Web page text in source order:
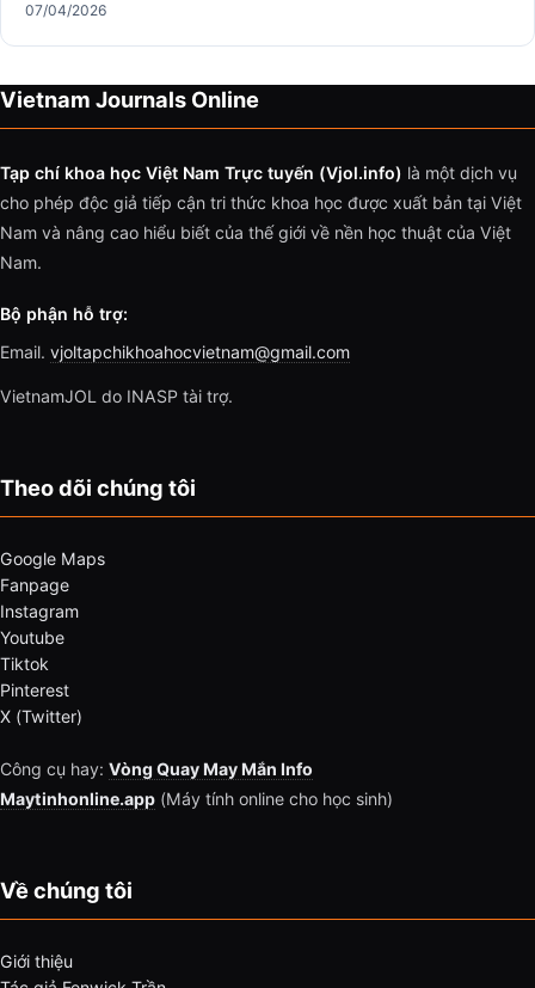
07/04/2026
Vietnam Journals Online
Tạp chí khoa học Việt Nam Trực tuyến (Vjol.info) là một dịch vụ
cho phép độc giả tiếp cận tri thức khoa học được xuất bản tại Việt
Nam và nâng cao hiểu biết của thế giới về nền học thuật của Việt
Nam.
Bộ phận hỗ trợ:
Email. vjoltapchikhoahocvietnam@gmail.com
VietnamJOL do INASP tài trợ.
Theo dõi chúng tôi
Google Maps
Fanpage
Instagram
Youtube
Tiktok
Pinterest
X (Twitter)
Công cụ hay: Vòng Quay May Mắn Info
Maytinhonline.app (Máy tính online cho học sinh)
Về chúng tôi
Giới thiệu